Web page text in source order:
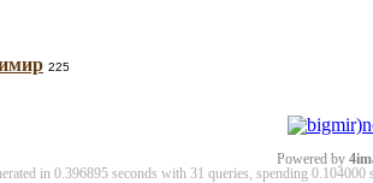
225
Powered by
in 0.396895 seconds with 31 queries, spending